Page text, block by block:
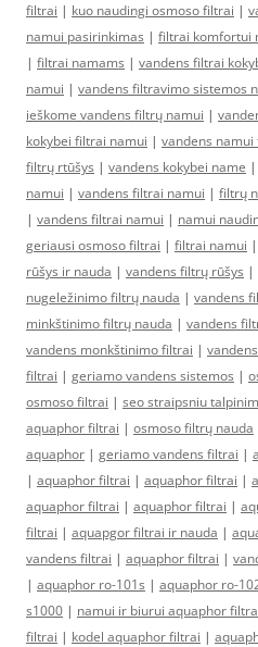
filtrai | kuo naudingi osmoso filtrai |
namui pasirinkimas | filtrai komfortui
| filtrai namams | vandens filtrai
namui | vandens filtravimo sistemos
ieškome vandens filtrų namui |
kokybei filtrai namui | vandens
filtrų rtūšys | vandens kokybei name |
namui | vandens filtrai namui | filtrų
| vandens filtrai namui | namui
geriausi osmoso filtrai | filtrai namui |
rūšys ir nauda | vandens filtrų rūšys |
nugeležinimo filtrų nauda | vandens
minkštinimo filtrų nauda | vandens
vandens monkštinimo filtrai |
filtrai | geriamo vandens sistemos |
osmoso filtrai | seo straipsniu
aquaphor filtrai | osmoso filtrų nauda
aquaphor | geriamo vandens filtrai |
| aquaphor filtrai | aquaphor filtrai |
aquaphor filtrai | aquaphor filtrai |
filtrai | aquapgor filtrai ir nauda |
vandens filtrai | aquaphor filtrai |
| aquaphor ro-101s | aquaphor ro-
s1000 | namui ir biurui aquaphor
filtrai | kodel aquaphor filtrai |